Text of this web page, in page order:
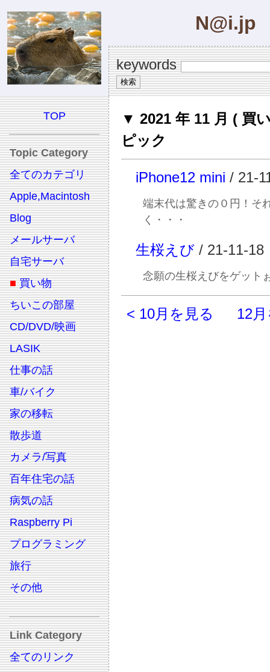
N@i.jp
keywords
TOP
Topic Category
全てのカテゴリ
Apple,Macintosh
Blog
メールサーバ
自宅サーバ
■ 買い物
ちいこの部屋
CD/DVD/映画
LASIK
仕事の話
車/バイク
家の移転
散歩道
カメラ/写真
百年住宅の話
病気の話
Raspberry Pi
プログラミング
旅行
その他
Link Category
全てのリンク
▼ 2021 年 11 月 ( 買
ピック
iPhone12 mini / 21-
端末代は驚きの０円！そ
く・・・
生桜えび / 21-11-18
念願の生桜えびをゲット
< 10月を見る 12